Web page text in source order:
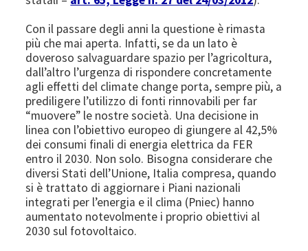
Con il passare degli anni la questione è rimasta
più che mai aperta. Infatti, se da un lato è
doveroso salvaguardare spazio per l’agricoltura,
dall’altro l’urgenza di rispondere concretamente
agli effetti del climate change porta, sempre più, a
prediligere l’utilizzo di fonti rinnovabili per far
“muovere” le nostre società. Una decisione in
linea con l’obiettivo europeo di giungere al 42,5%
dei consumi finali di energia elettrica da FER
entro il 2030. Non solo. Bisogna considerare che
diversi Stati dell’Unione, Italia compresa, quando
si è trattato di aggiornare i Piani nazionali
integrati per l’energia e il clima (Pniec) hanno
aumentato notevolmente i proprio obiettivi al
2030 sul fotovoltaico.